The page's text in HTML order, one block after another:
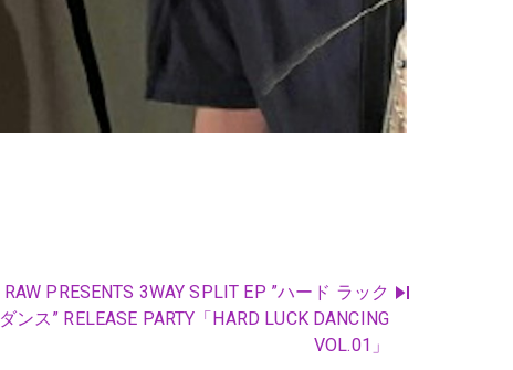
RAW PRESENTS 3WAY SPLIT EP ”ハード ラック
ダンス” RELEASE PARTY「HARD LUCK DANCING
VOL.01」